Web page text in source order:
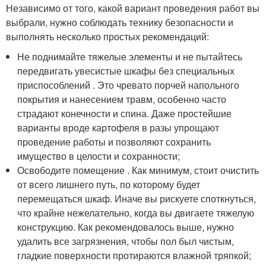
Независимо от того, какой вариант проведения работ вы
выбрали, нужно соблюдать технику безопасности и
выполнять несколько простых рекомендаций:
Не поднимайте тяжелые элементы и не пытайтесь
передвигать увесистые шкафы без специальных
приспособлений . Это чревато порчей напольного
покрытия и нанесением травм, особенно часто
страдают конечности и спина. Даже простейшие
варианты вроде картофеля в разы упрощают
проведение работы и позволяют сохранить
имущество в целости и сохранности;
Освободите помещение . Как минимум, стоит очистить
от всего лишнего путь, по которому будет
перемещаться шкаф. Иначе вы рискуете споткнуться,
что крайне нежелательно, когда вы двигаете тяжелую
конструкцию. Как рекомендовалось выше, нужно
удалить все загрязнения, чтобы пол был чистым,
гладкие поверхности протираются влажной тряпкой;